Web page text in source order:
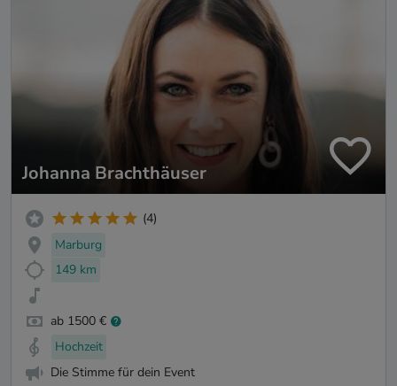
Johanna Brachthäuser
(4)
Marburg
149 km
ab 1500 €
Hochzeit
Die Stimme für dein Event